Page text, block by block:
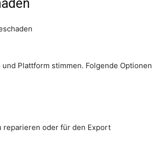
Plattform stimmen. Folgende Optionen
reparieren oder für den Export